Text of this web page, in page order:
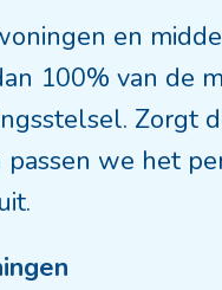
en
100% van de
Zorgt
passen we het